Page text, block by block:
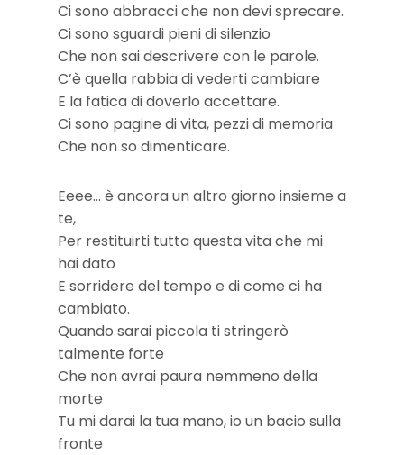
Ci sono abbracci che non devi sprecare.
Ci sono sguardi pieni di silenzio
Che non sai descrivere con le parole.
C’è quella rabbia di vederti cambiare
E la fatica di doverlo accettare.
Ci sono pagine di vita, pezzi di memoria
Che non so dimenticare.
Eeee… è ancora un altro giorno insieme a
te,
Per restituirti tutta questa vita che mi
hai dato
E sorridere del tempo e di come ci ha
cambiato.
Quando sarai piccola ti stringerò
talmente forte
Che non avrai paura nemmeno della
morte
Tu mi darai la tua mano, io un bacio sulla
fronte